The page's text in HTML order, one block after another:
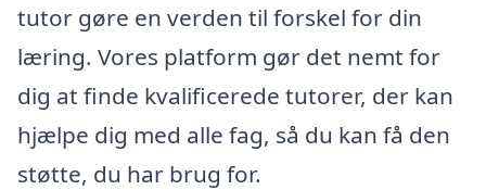
tutor gøre en verden til forskel for din
læring. Vores platform gør det nemt for
dig at finde kvalificerede tutorer, der kan
hjælpe dig med alle fag, så du kan få den
støtte, du har brug for.